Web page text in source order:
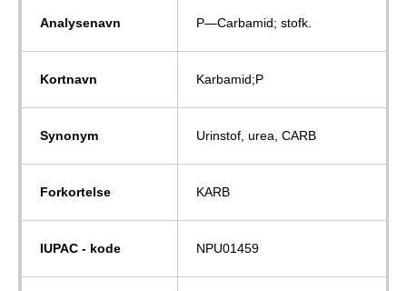
Analysenavn P—Carbamid; stofk.
Kortnavn Karbamid;P
Synonym Urinstof, urea, CARB
Forkortelse KARB
IUPAC - kode NPU01459